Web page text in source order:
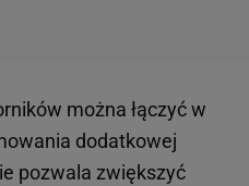
można łączyć w
dodatkowej
pozwala zwiększyć